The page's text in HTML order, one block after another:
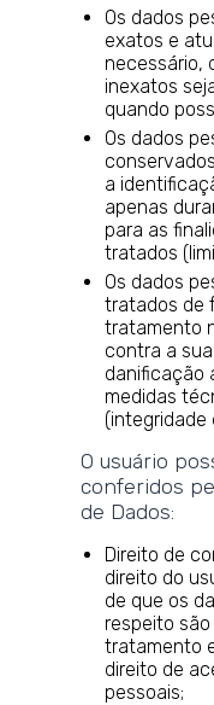
Os dados
exatos e
necessário,
inexatos
quando
Os dados
a
apenas
para as
tratados
Os dados
tratados de
tratamento
contra a
danificação
medidas
(integridade
O usuário
conferidos
de Dados:
Direito de
direito do
de que os
respeito
tratamento
direito de
pessoais;